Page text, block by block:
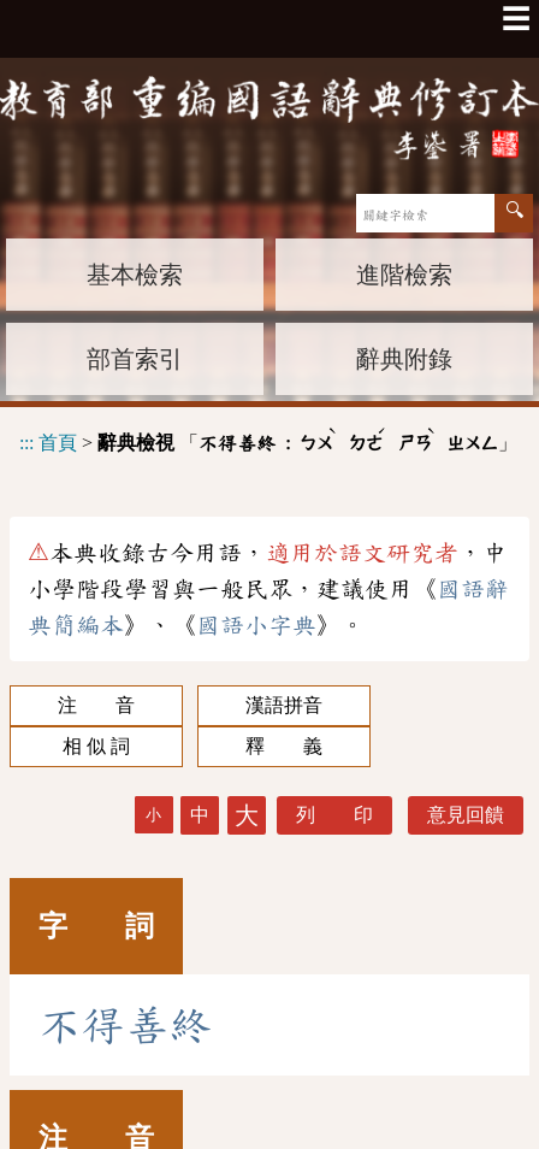
☰
基本檢索 進階檢索
部首索引 辭典附錄
::: 首頁 > 辭典檢視「 不得善終 : ㄅㄨ
ˋ
ㄉㄜ
ˊ
ㄕㄢ
ˋ
ㄓㄨㄥ 」
⚠本典收錄古今用語， 適用於語文研究者 ，中
小學階段學習與一般民眾，建議使用《 國語辭
典簡編本》、《 國語小字典》。
注 音
漢語拼音
相 似 詞
釋 義
小 中 大 列 印 意見回饋
字 詞
不得善終
注 音